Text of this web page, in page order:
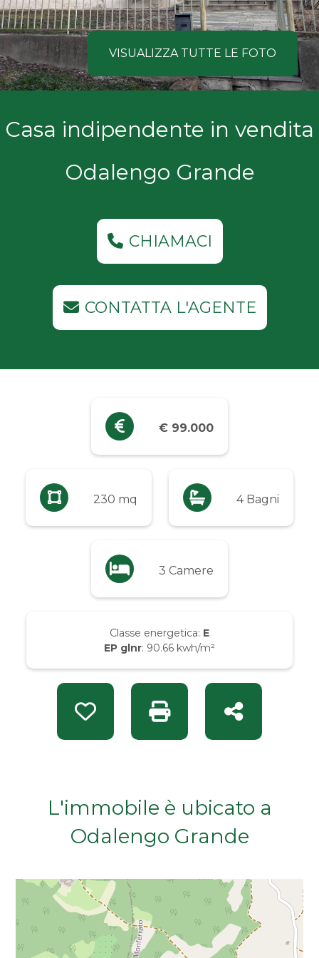
VISUALIZZA TUTTE LE FOTO
Casa indipendente in vendita
Odalengo Grande
CHIAMACI
CONTATTA L'AGENTE
€ 99.000
230 mq 4 Bagni
3 Camere
Classe energetica: E
EP glnr: 90.66 kwh/m²
Preferiti: Rif. INT 14767Stampa: Rif. INT 14767
Condividi
L'immobile è ubicato a
Odalengo Grande
COSA
CERCANO
NOSTRI
Comune
Tipologia
-
Industriali
Fino a € 5.000
Da € 10.000 a € 20.000
Da € 100.000 a € 200.000
Da € 200.000 a € 400.000
Da € 600.000 a € 800.000
Da € 1.000.000 a € 2.000.000
Da € 2.000.000 a € 5.000.000